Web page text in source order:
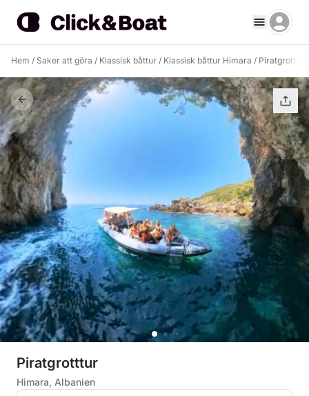
Hem / Saker att göra / Klassisk båttur / Klassisk båttur Himara / Piratgrotttur
Piratgrotttur
Himara, Albanien